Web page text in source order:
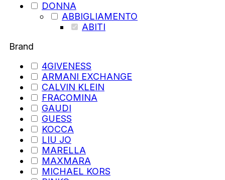
DONNA
ABBIGLIAMENTO
ABITI
Brand
4GIVENESS
ARMANI EXCHANGE
CALVIN KLEIN
FRACOMINA
GAUDI
GUESS
KOCCA
LIU JO
MARELLA
MAXMARA
MICHAEL KORS